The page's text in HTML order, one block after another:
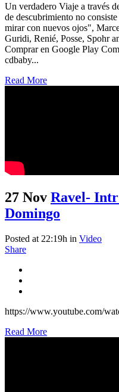
Un verdadero Viaje a través
de descubrimiento no
mirar con nuevos ojos",
Guridi, Renié, Posse, Spohr
Comprar en Google Play
cdbaby...
Read More
27 Nov Ravel-
Domingo
Posted at 22:19h in Video
Share
https://www.youtube.com/
Read More